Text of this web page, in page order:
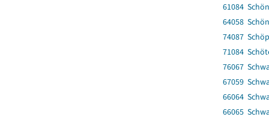
61084
64058
74087
71084
76067
67059
66064
66065